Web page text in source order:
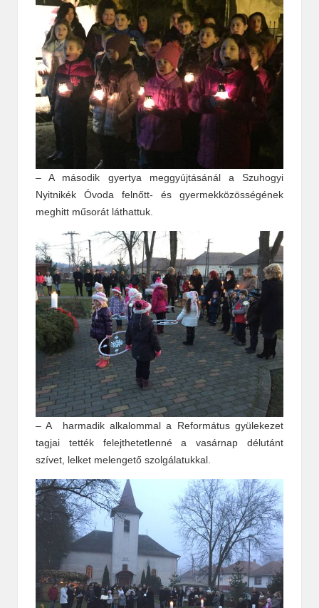
– A második gyertya meggyújtásánál a Szuhogyi
Nyitnikék Óvoda felnőtt- és gyermekközösségének
meghitt műsorát láthattuk.
– A harmadik alkalommal a Református gyülekezet
tagjai tették felejthetetlenné a vasárnap délutánt
szívet, lelket melengető szolgálatukkal.